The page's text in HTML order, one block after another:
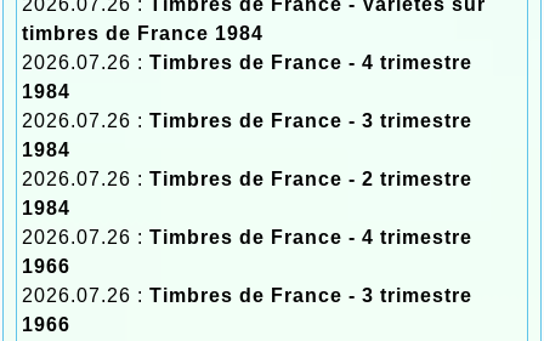
2026.07.26 : Timbres de France - Variétés sur
timbres de France 1984
2026.07.26 : Timbres de France - 4 trimestre
1984
2026.07.26 : Timbres de France - 3 trimestre
1984
2026.07.26 : Timbres de France - 2 trimestre
1984
2026.07.26 : Timbres de France - 4 trimestre
1966
2026.07.26 : Timbres de France - 3 trimestre
1966